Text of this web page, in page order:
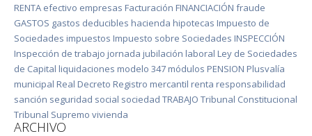
RENTA efectivo empresas Facturación FINANCIACIÓN fraude
GASTOS gastos deducibles hacienda hipotecas Impuesto de
Sociedades impuestos Impuesto sobre Sociedades INSPECCIÓN
Inspección de trabajo jornada jubilación laboral Ley de Sociedades
de Capital liquidaciones modelo 347 módulos PENSION Plusvalía
municipal Real Decreto Registro mercantil renta responsabilidad
sanción seguridad social sociedad TRABAJO Tribunal Constitucional
Tribunal Supremo vivienda
ARCHIVO